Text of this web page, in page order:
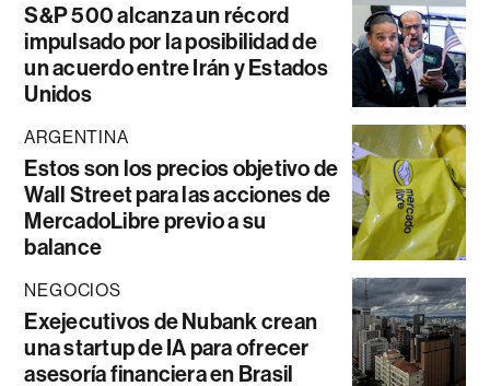
S&P 500 alcanza un récord
impulsado por la posibilidad de
un acuerdo entre Irán y Estados
Unidos
ARGENTINA
Estos son los precios objetivo de
Wall Street para las acciones de
MercadoLibre previo a su
balance
NEGOCIOS
Exejecutivos de Nubank crean
una startup de IA para ofrecer
asesoría financiera en Brasil